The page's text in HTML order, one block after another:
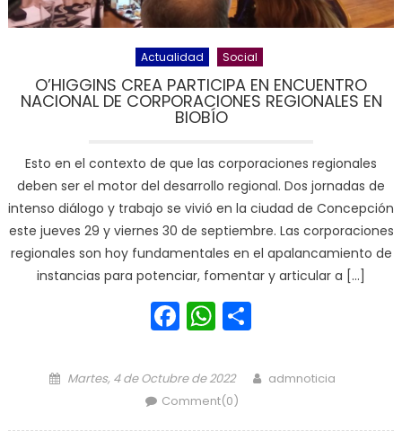
Actualidad Social
O’HIGGINS CREA PARTICIPA EN ENCUENTRO
NACIONAL DE CORPORACIONES REGIONALES EN
BIOBÍO
Esto en el contexto de que las corporaciones regionales
deben ser el motor del desarrollo regional. Dos jornadas de
intenso diálogo y trabajo se vivió en la ciudad de Concepción
este jueves 29 y viernes 30 de septiembre. Las corporaciones
regionales son hoy fundamentales en el apalancamiento de
instancias para potenciar, fomentar y articular a […]
Facebook
WhatsApp
Posted on
Martes, 4 de Octubre de 2022 Author
admnoticia
Comment(0)